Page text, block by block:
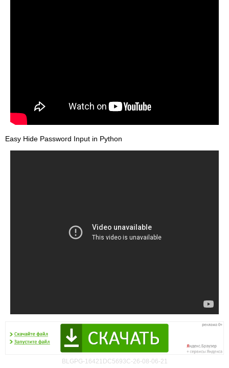
Easy Hide Password Input in Python
BLGPG-16421DC5693C-26-08-06-21